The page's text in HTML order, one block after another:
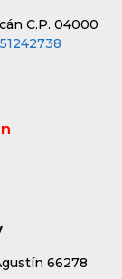
C.P. 04000
51242738
66278